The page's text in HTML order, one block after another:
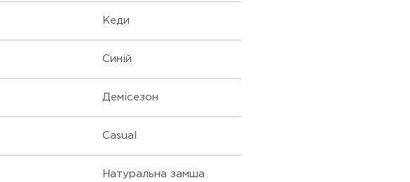
Кеди
Синій
Демісезон
Casual
Натуральна замша